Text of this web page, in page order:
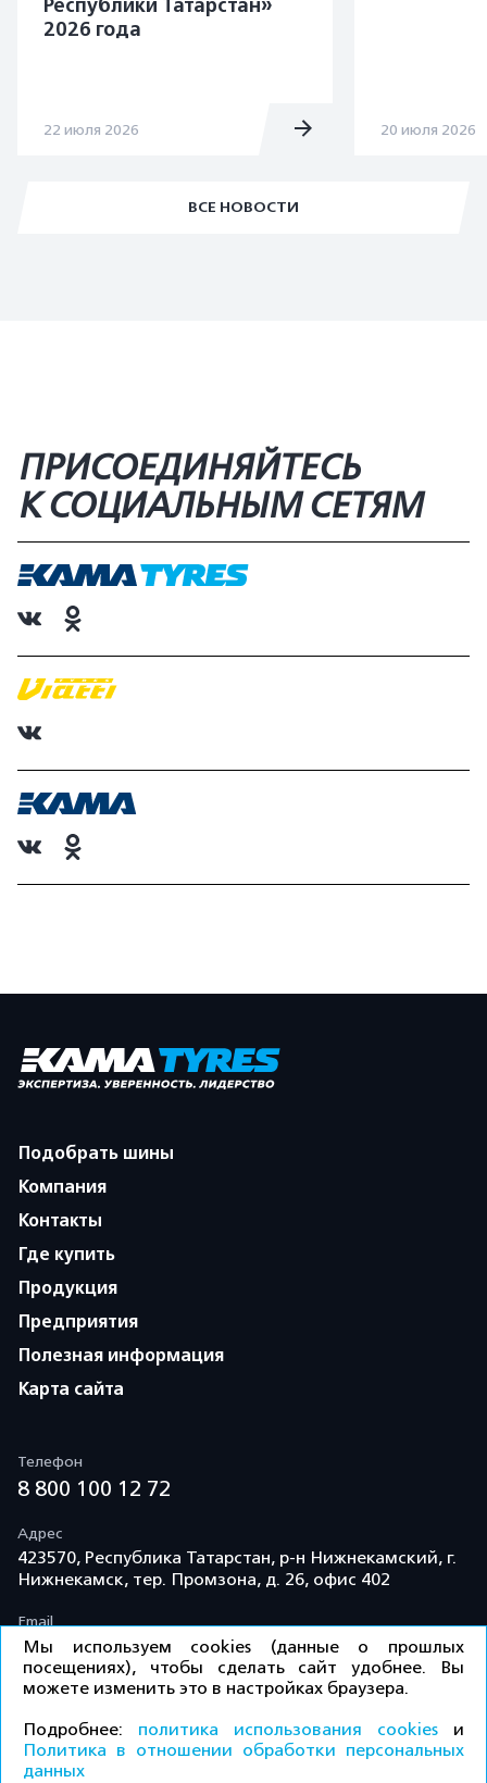
ВСЕ НОВОСТИ
Республики Татарстан»
2026 года
22 июля 2026 20 июля 2026
ПРИСОЕДИНЯЙТЕСЬ
К СОЦИАЛЬНЫМ СЕТЯМ
Подобрать шины
Компания
Контакты
Где купить
Продукция
Предприятия
Полезная информация
Карта сайта
Телефон
8 800 100 12 72
Адрес
423570, Республика Татарстан, р-н Нижнекамский, г.
Нижнекамск, тер. Промзона, д. 26, офис 402
Email
info@td-kama.com
©ООО «Торговый дом «Кама» 2026 / Все права
защищены.
Мы используем cookies (данные о прошлых
посещениях), чтобы сделать сайт удобнее. Вы
можете изменить это в настройках браузера.
Подробнее: политика использования cookies и
Политика в отношении обработки персональных
данных